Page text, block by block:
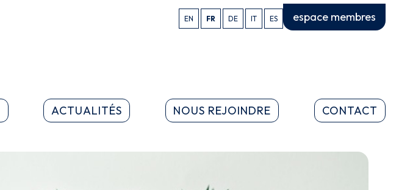
EN FR DE IT ES espace membres
ACTUALITÉS NOUS REJOINDRE CONTACT